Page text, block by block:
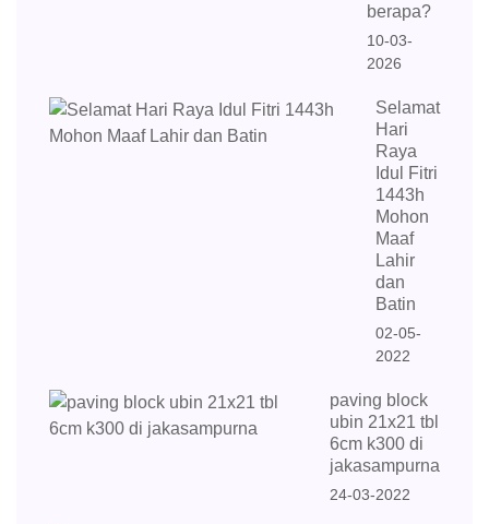
berapa?
10-03-
2026
Selamat
Hari
Raya
Idul Fitri
1443h
Mohon
Maaf
Lahir
dan
Batin
02-05-
2022
paving block
ubin 21x21 tbl
6cm k300 di
jakasampurna
24-03-2022